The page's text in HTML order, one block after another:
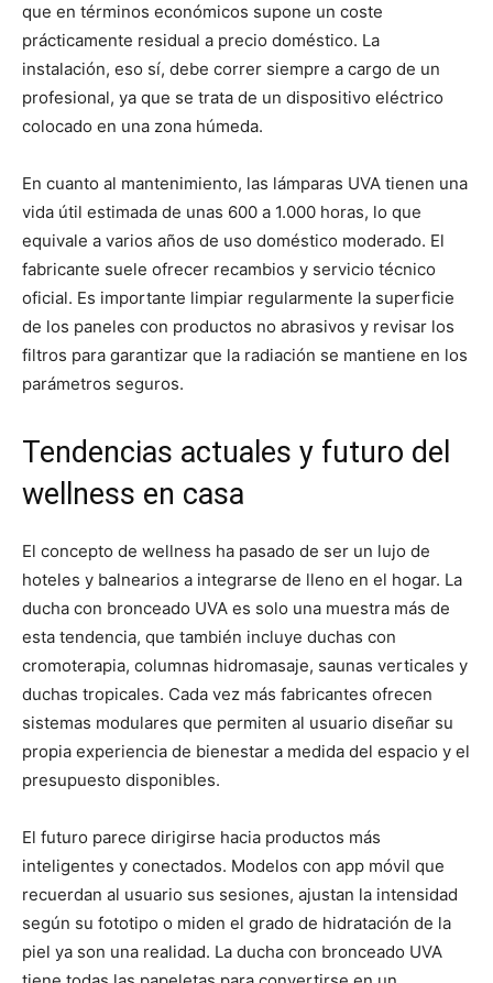
que en términos económicos supone un coste
prácticamente residual a precio doméstico. La
instalación, eso sí, debe correr siempre a cargo de un
profesional, ya que se trata de un dispositivo eléctrico
colocado en una zona húmeda.
En cuanto al mantenimiento, las lámparas UVA tienen una
vida útil estimada de unas 600 a 1.000 horas, lo que
equivale a varios años de uso doméstico moderado. El
fabricante suele ofrecer recambios y servicio técnico
oficial. Es importante limpiar regularmente la superficie
de los paneles con productos no abrasivos y revisar los
filtros para garantizar que la radiación se mantiene en los
parámetros seguros.
Tendencias actuales y futuro del
wellness en casa
El concepto de wellness ha pasado de ser un lujo de
hoteles y balnearios a integrarse de lleno en el hogar. La
ducha con bronceado UVA es solo una muestra más de
esta tendencia, que también incluye duchas con
cromoterapia, columnas hidromasaje, saunas verticales y
duchas tropicales. Cada vez más fabricantes ofrecen
sistemas modulares que permiten al usuario diseñar su
propia experiencia de bienestar a medida del espacio y el
presupuesto disponibles.
El futuro parece dirigirse hacia productos más
inteligentes y conectados. Modelos con app móvil que
recuerdan al usuario sus sesiones, ajustan la intensidad
según su fototipo o miden el grado de hidratación de la
piel ya son una realidad. La ducha con bronceado UVA